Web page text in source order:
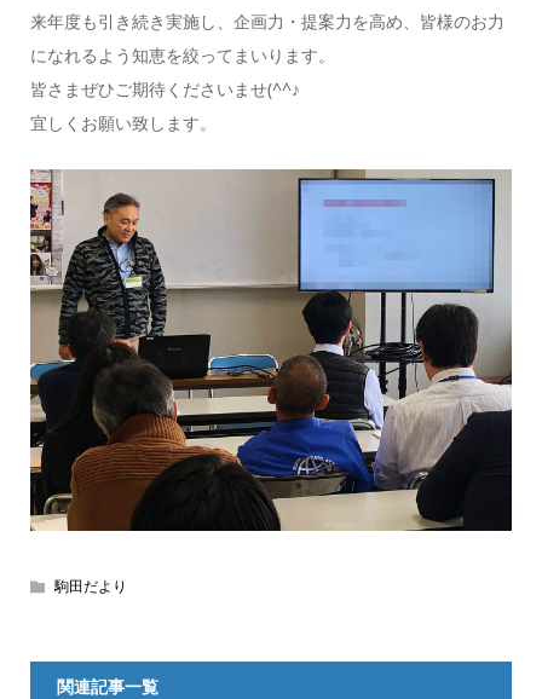
来年度も引き続き実施し、企画力・提案力を高め、皆様のお力
になれるよう知恵を絞ってまいります。
皆さまぜひご期待くださいませ(^^♪
宜しくお願い致します。
駒田だより
関連記事一覧